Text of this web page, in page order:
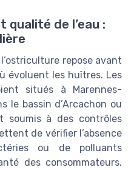
de l’eau :
repose avant
évoluent les huîtres. Les
situés à Marennes-
le bassin d’Arcachon ou
soumis à des contrôles
de vérifier l’absence
ou de polluants
des consommateurs.